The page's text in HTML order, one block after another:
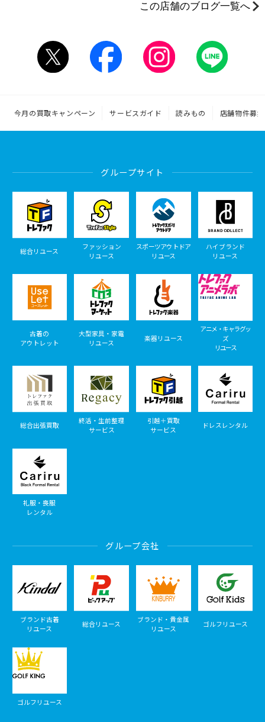
この店舗のブログ一覧へ
今月の買取キャンペーン サービスガイド 読みもの 店舗物件募集
グループサイト
総合リユース
ファッション
リユース
スポーツアウトドア
リユース
ハイブランド
リユース
古着の
アウトレット
大型家具・家電
リユース
楽器リユース
アニメ・キャラグッ
ズ
リユース
総合出張買取
終活・生前整理
サービス
引越＋買取
サービス
ドレスレンタル
礼服・喪服
レンタル
グループ会社
ブランド古着
リユース
総合リユース
ブランド・貴金属
リユース
ゴルフリユース
ゴルフリユース